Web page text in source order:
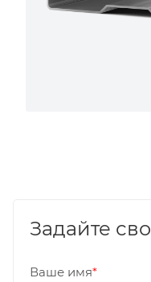
Задайте
Ваше имя*